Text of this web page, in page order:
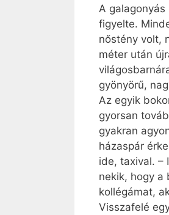
A
figyelte.
nőstény volt,
méter után
gyönyörű,
Az egyik
gyorsan
gyakran
házaspár
ide, taxival. –
nekik, hogy a
kollégámat,
Visszafelé